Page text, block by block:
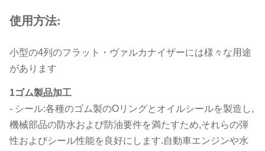
使用方法:
小型の4列のフラット・ヴァルカナイザーには様々な用途
があります
1ゴム製品加工
- シール:各種のゴム製のOリングとオイルシールを製造し,
機械部品の防水および防油要件を満たすため,それらの弾
性およびシール性能を良好にします.自動車エンジンや水